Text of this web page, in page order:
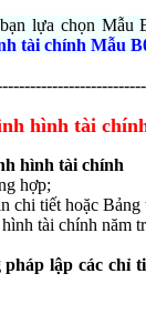
lựa chọn Mẫu
tài chính Mẫu
hình tài
hình tài chính
hợp;
chi tiết hoặc
tài chính năm
lập các chỉ